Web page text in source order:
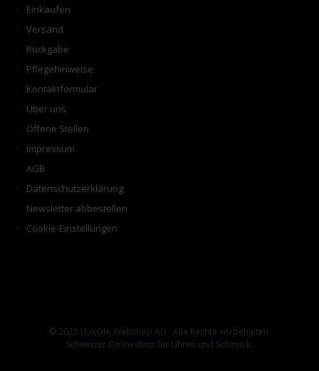
Einkaufen
Versand
Rückgabe
Pflegehinweise
Kontaktformular
Über uns
Offene Stellen
Impressum
AGB
Datenschutzerklärung
Newsletter abbestellen
Cookie-Einstellungen
© 2025 LUXOIA Webshop AG · Alle Rechte vorbehalten.
Schweizer Onlineshop für Uhren und Schmuck.